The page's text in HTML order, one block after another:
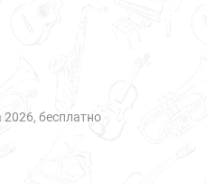
2026 Бесплатно